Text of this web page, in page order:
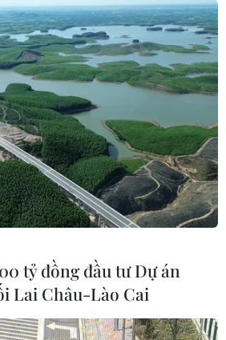
tỷ đồng đầu tư Dự án
Lai Châu-Lào Cai